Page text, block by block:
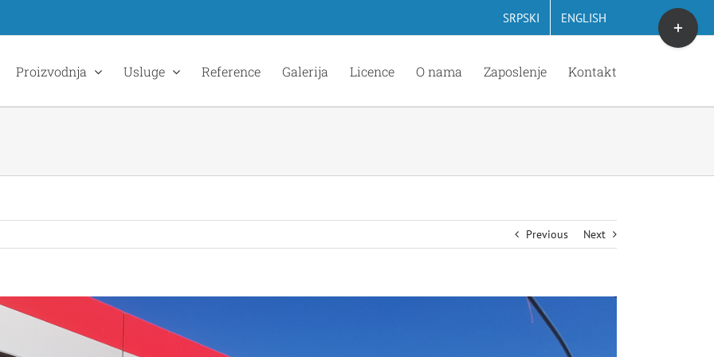
SRPSKI ENGLISH
Proizvodnja Usluge Reference Galerija Licence O nama Zaposlenje Kontakt
Previous Next
Toggle
Sliding